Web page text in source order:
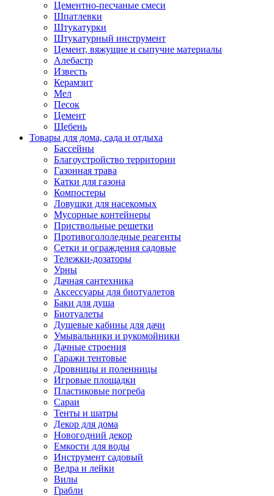
Цементно-песчаные смеси
Шпатлевки
Штукатурки
Штукатурный инструмент
Цемент, вяжущие и сыпучие материалы
Алебастр
Известь
Керамзит
Мел
Песок
Цемент
Щебень
Товары для дома, сада и отдыха
Бассейны
Благоустройство территории
Газонная трава
Катки для газона
Компостеры
Ловушки для насекомых
Мусорные контейнеры
Приствольные решетки
Противогололедные реагенты
Сетки и ограждения садовые
Тележки-дозаторы
Урны
Дачная сантехника
Аксессуары для биотуалетов
Баки для душа
Биотуалеты
Душевые кабины для дачи
Умывальники и рукомойники
Дачные строения
Гаражи тентовые
Дровницы и поленницы
Игровые площадки
Пластиковые погреба
Сараи
Тенты и шатры
Декор для дома
Новогодний декор
Емкости для воды
Инструмент садовый
Ведра и лейки
Вилы
Грабли